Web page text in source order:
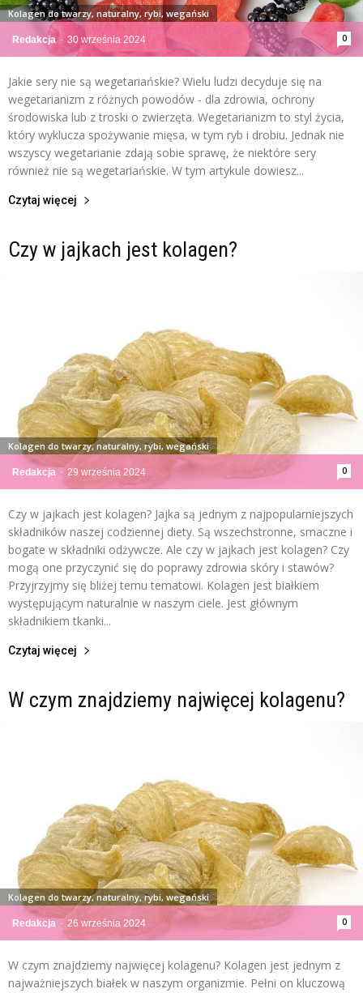
Redakcja - 30 września 2024 0
Kolagen do twarzy, naturalny, rybi, wegański
Jakie sery nie są wegetariańskie? Wielu ludzi decyduje się na
wegetarianizm z różnych powodów - dla zdrowia, ochrony
środowiska lub z troski o zwierzęta. Wegetarianizm to styl życia,
który wyklucza spożywanie mięsa, w tym ryb i drobiu. Jednak nie
wszyscy wegetarianie zdają sobie sprawę, że niektóre sery
również nie są wegetariańskie. W tym artykule dowiesz...
Czytaj więcej
Czy w jajkach jest kolagen?
Redakcja - 29 września 2024 0
Kolagen do twarzy, naturalny, rybi, wegański
Czy w jajkach jest kolagen? Jajka są jednym z najpopularniejszych
składników naszej codziennej diety. Są wszechstronne, smaczne i
bogate w składniki odżywcze. Ale czy w jajkach jest kolagen? Czy
mogą one przyczynić się do poprawy zdrowia skóry i stawów?
Przyjrzyjmy się bliżej temu tematowi. Kolagen jest białkiem
występującym naturalnie w naszym ciele. Jest głównym
składnikiem tkanki...
Czytaj więcej
W czym znajdziemy najwięcej kolagenu?
Redakcja - 26 września 2024 0
Kolagen do twarzy, naturalny, rybi, wegański
W czym znajdziemy najwięcej kolagenu? Kolagen jest jednym z
najważniejszych białek w naszym organizmie. Pełni on kluczową